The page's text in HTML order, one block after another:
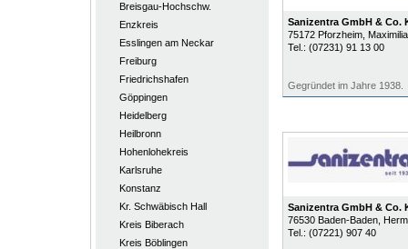
Breisgau-Hochschw.
Enzkreis
Esslingen am Neckar
Freiburg
Friedrichshafen
Göppingen
Heidelberg
Heilbronn
Hohenlohekreis
Karlsruhe
Konstanz
Kr. Schwäbisch Hall
Kreis Biberach
Kreis Böblingen
Sanizentra GmbH & Co.
75172 Pforzheim,
Tel.: (07231) 91 13 00
Gegründet im Jahre 1938.
Sanizentra GmbH & Co.
76530 Baden-Baden,
Tel.: (07221) 907 40